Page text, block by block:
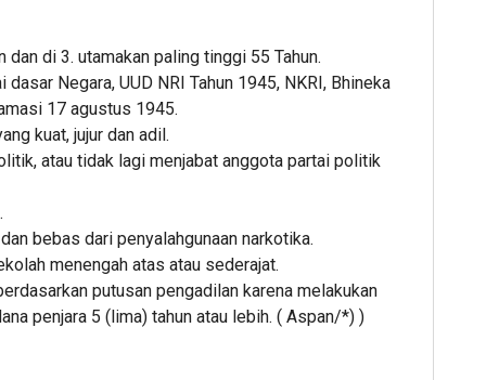
dan di 3. utamakan paling tinggi 55 Tahun.
Negara, UUD NRI Tahun 1945, NKRI, Bhineka
17 agustus 1945.
kuat, jujur dan adil.
atau tidak lagi menjabat anggota partai politik
bebas dari penyalahgunaan narkotika.
menengah atas atau sederajat.
putusan pengadilan karena melakukan
penjara 5 (lima) tahun atau lebih. ( Aspan/*) )